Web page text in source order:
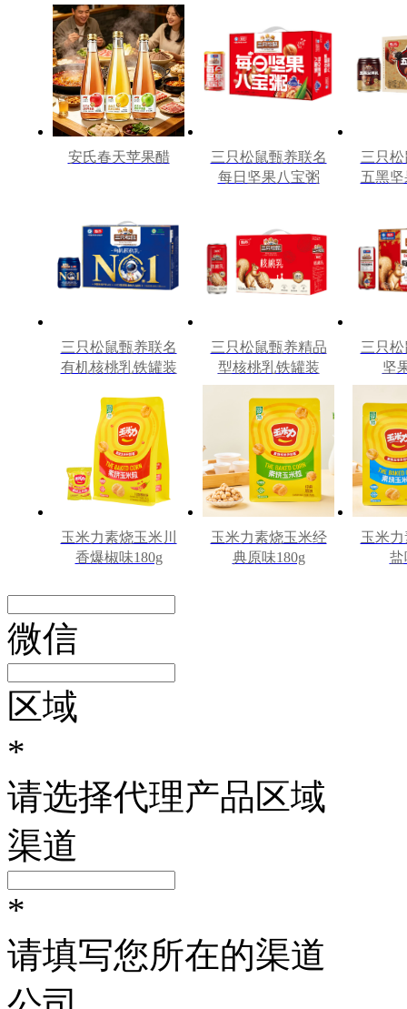
安氏春天苹果醋
三只松鼠甄养联名
每日坚果八宝粥
三只
五黑
三只松鼠甄养联名
有机核桃乳铁罐装
三只松鼠甄养精品
型核桃乳铁罐装
240ml*12罐
三只
坚
玉米力素烧玉米川
香爆椒味180g
玉米力素烧玉米经
典原味180g
玉米
盐
微信
区域
*
请选择代理产品区域
渠道
*
请填写您所在的渠道